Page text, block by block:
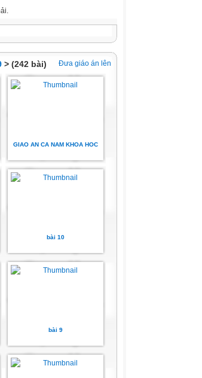
Đưa giáo án lên
> (242 bài)
GIAO AN CA NAM KHOA HOC
bài 10
bài 9